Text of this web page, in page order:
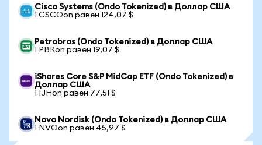
Cisco Systems (Ondo Tokenized) в Доллар США
1 CSCOon равен 124,07 $
Petrobras (Ondo Tokenized) в Доллар США
1 PBRon равен 19,07 $
iShares Core S&P MidCap ETF (Ondo Tokenized) в
Доллар США
1 IJHon равен 77,51 $
Novo Nordisk (Ondo Tokenized) в Доллар США
1 NVOon равен 45,97 $